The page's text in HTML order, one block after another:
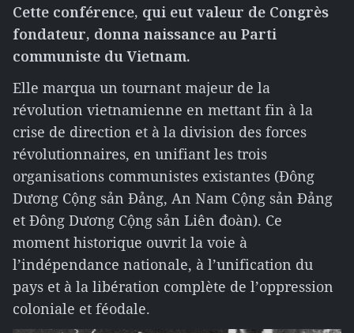
Cette conférence, qui eut valeur de Congrès
fondateur, donna naissance au Parti
communiste du Vietnam.
Elle marqua un tournant majeur de la
révolution vietnamienne en mettant fin à la
crise de direction et à la division des forces
révolutionnaires, en unifiant les trois
organisations communistes existantes (Đông
Dương Cộng sản Đảng, An Nam Cộng sản Đảng
et Đông Dương Cộng sản Liên đoàn). Ce
moment historique ouvrit la voie à
l’indépendance nationale, à l’unification du
pays et à la libération complète de l’oppression
coloniale et féodale.